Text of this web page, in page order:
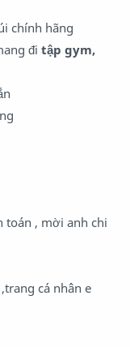
chính hãng
đi tập gym,
toán , mời anh chi
cá nhân e